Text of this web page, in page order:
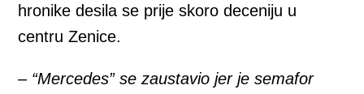
hronike desila se prije skoro deceniju u
centru Zenice.
– “Mercedes” se zaustavio jer je semafor